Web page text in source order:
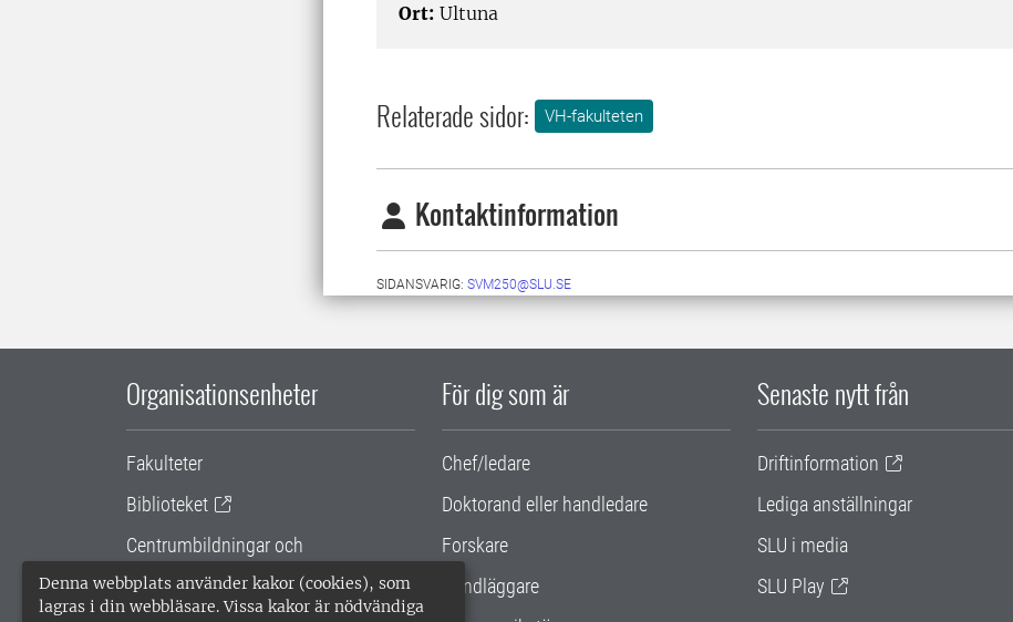
Denna webbplats använder kakor (cookies), som
lagras i din webbläsare. Vissa kakor är nödvändiga
Ort: Ultuna
Relaterade sidor: VH-fakulteten
Kontaktinformation
SIDANSVARIG: SVM250@SLU.SE
Organisationsenheter
Fakulteter
Biblioteket
Centrumbildningar och
samarbetsprojekt
Gemensamma verksamhetsstödet
För dig som är
Chef/ledare
Doktorand eller handledare
Forskare
Handläggare
Senaste nytt från
Driftinformation
Lediga anställningar
SLU i media
SLU Play